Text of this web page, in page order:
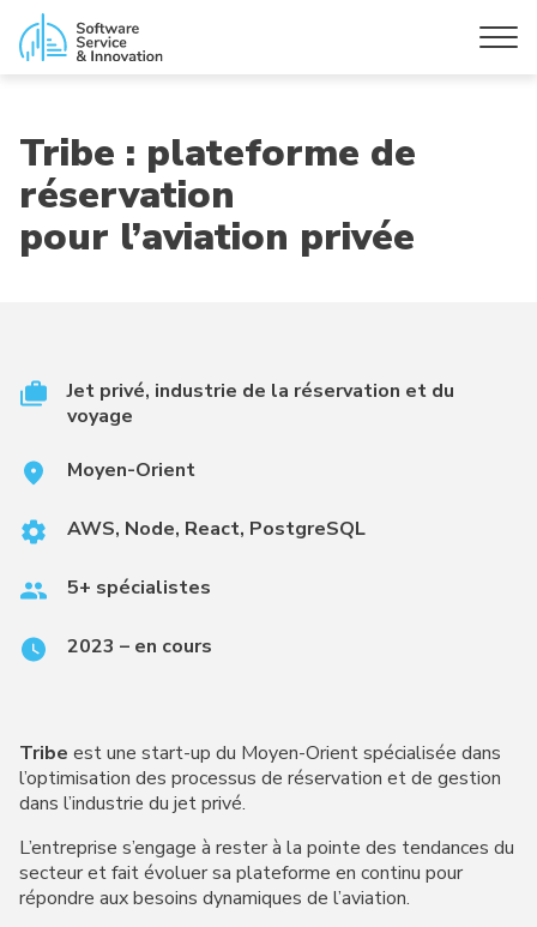
Tribe : plateforme de
réservation
pour l’aviation privée
Jet privé, industrie de la réservation et du
voyage
Moyen-Orient
AWS, Node, React, PostgreSQL
5+ spécialistes
2023 – en cours
Tribe est une start-up du Moyen-Orient spécialisée dans
l’optimisation des processus de réservation et de gestion
dans l’industrie du jet privé.
L’entreprise s’engage à rester à la pointe des tendances du
secteur et fait évoluer sa plateforme en continu pour
répondre aux besoins dynamiques de l’aviation.